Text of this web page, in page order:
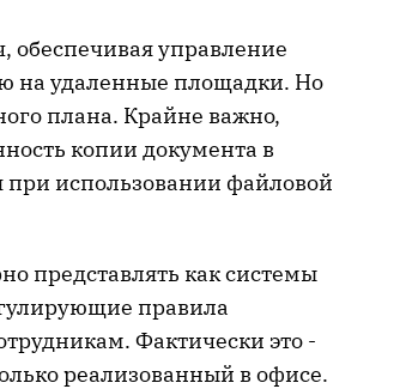
обеспечивая управление
на удаленные площадки. Но
плана. Крайне важно,
копии документа в
при использовании файловой
представлять как системы
правила
Фактически это -
реализованный в офисе.